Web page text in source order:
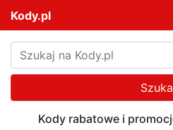
Kody.pl
Kody rabatowe i